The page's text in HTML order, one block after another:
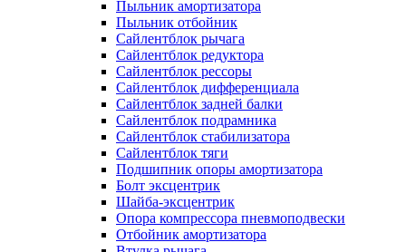
Пыльник амортизатора
Пыльник отбойник
Сайлентблок рычага
Сайлентблок редуктора
Сайлентблок рессоры
Сайлентблок дифференциала
Сайлентблок задней балки
Сайлентблок подрамника
Сайлентблок стабилизатора
Сайлентблок тяги
Подшипник опоры амортизатора
Болт эксцентрик
Шайба-эксцентрик
Опора компрессора пневмоподвески
Отбойник амортизатора